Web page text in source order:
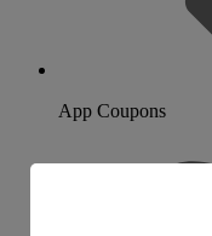
App Coupons